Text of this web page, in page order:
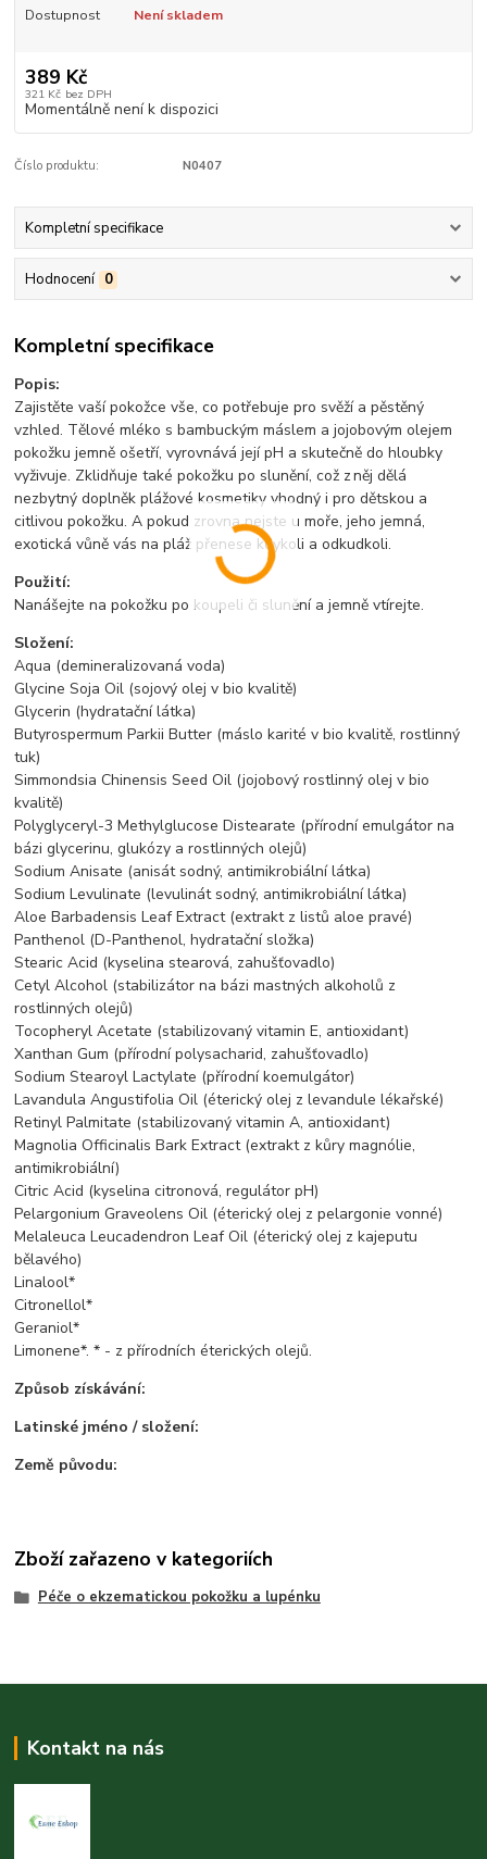
Dostupnost Není skladem
389 Kč
321 Kč bez DPH
Momentálně není k dispozici
Číslo produktu: N0407
Kompletní specifikace
Hodnocení 0
Kompletní specifikace
Popis:
Zajistěte vaší pokožce vše, co potřebuje pro svěží a pěstěný
vzhled. Tělové mléko s bambuckým máslem a jojobovým olejem
pokožku jemně ošetří, vyrovnává její pH a skutečně do hloubky
vyživuje. Zklidňuje také pokožku po slunění, což z něj dělá
nezbytný doplněk plážové kosmetiky vhodný i pro dětskou a
citlivou pokožku. A pokud zrovna nejste u moře, jeho jemná,
exotická vůně vás na pláž přenese kdykoli a odkudkoli.
Použití:
Nanášejte na pokožku po koupeli či slunění a jemně vtírejte.
Složení:
Aqua (demineralizovaná voda)
Glycine Soja Oil (sojový olej v bio kvalitě)
Glycerin (hydratační látka)
Butyrospermum Parkii Butter (máslo karité v bio kvalitě, rostlinný
tuk)
Simmondsia Chinensis Seed Oil (jojobový rostlinný olej v bio
kvalitě)
Polyglyceryl-3 Methylglucose Distearate (přírodní emulgátor na
bázi glycerinu, glukózy a rostlinných olejů)
Sodium Anisate (anisát sodný, antimikrobiální látka)
Sodium Levulinate (levulinát sodný, antimikrobiální látka)
Aloe Barbadensis Leaf Extract (extrakt z listů aloe pravé)
Panthenol (D-Panthenol, hydratační složka)
Stearic Acid (kyselina stearová, zahušťovadlo)
Cetyl Alcohol (stabilizátor na bázi mastných alkoholů z
rostlinných olejů)
Tocopheryl Acetate (stabilizovaný vitamin E, antioxidant)
Xanthan Gum (přírodní polysacharid, zahušťovadlo)
Sodium Stearoyl Lactylate (přírodní koemulgátor)
Lavandula Angustifolia Oil (éterický olej z levandule lékařské)
Retinyl Palmitate (stabilizovaný vitamin A, antioxidant)
Magnolia Officinalis Bark Extract (extrakt z kůry magnólie,
antimikrobiální)
Citric Acid (kyselina citronová, regulátor pH)
Pelargonium Graveolens Oil (éterický olej z pelargonie vonné)
Melaleuca Leucadendron Leaf Oil (éterický olej z kajeputu
bělavého)
Linalool*
Citronellol*
Geraniol*
Limonene*. * - z přírodních éterických olejů.
Způsob získávání:
Latinské jméno / složení:
Země původu:
Zboží zařazeno v kategoriích
Péče o ekzematickou pokožku a lupénku
Kontakt na nás